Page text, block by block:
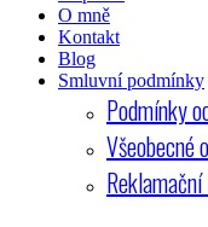
O mně
Kontakt
Blog
Smluvní podmínky
Podmínky
Všeobecné